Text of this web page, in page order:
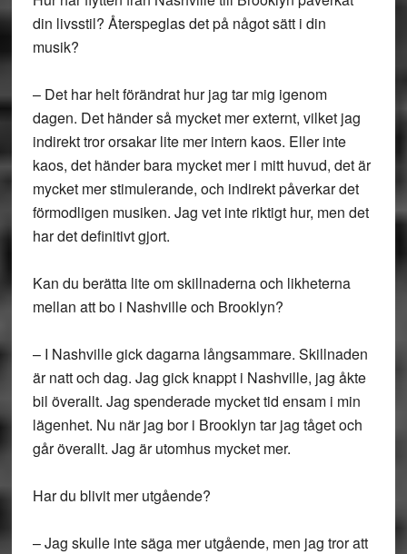
din livsstil? Återspeglas det på något sätt i din
musik?
– Det har helt förändrat hur jag tar mig igenom
dagen. Det händer så mycket mer externt, vilket jag
indirekt tror orsakar lite mer intern kaos. Eller inte
kaos, det händer bara mycket mer i mitt huvud, det är
mycket mer stimulerande, och indirekt påverkar det
förmodligen musiken. Jag vet inte riktigt hur, men det
har det definitivt gjort.
Kan du berätta lite om skillnaderna och likheterna
mellan att bo i Nashville och Brooklyn?
– I Nashville gick dagarna långsammare. Skillnaden
är natt och dag. Jag gick knappt i Nashville, jag åkte
bil överallt. Jag spenderade mycket tid ensam i min
lägenhet. Nu när jag bor i Brooklyn tar jag tåget och
går överallt. Jag är utomhus mycket mer.
Har du blivit mer utgående?
– Jag skulle inte säga mer utgående, men jag tror att